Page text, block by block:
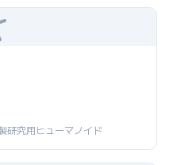
研究用ヒューマノイド